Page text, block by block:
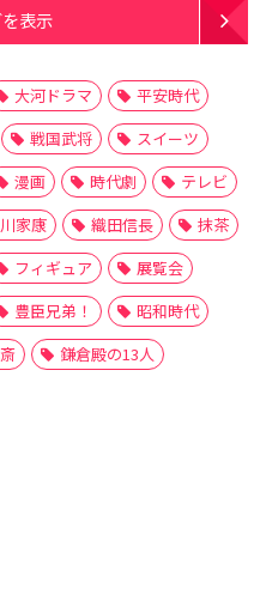
表示
大河ドラマ
平安時代
戦国武将
スイーツ
漫画 時代劇
テレビ
家康 織田信長
抹茶
フィギュア
展覧会
豊臣兄弟！
昭和時代
鎌倉殿の13人